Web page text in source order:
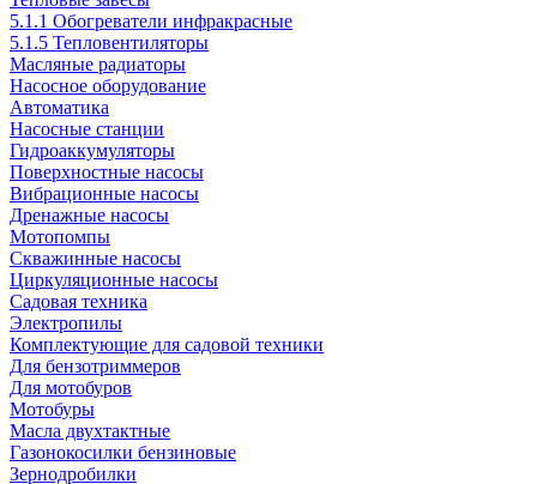
5.1.1 Обогреватели инфракрасные
5.1.5 Тепловентиляторы
Масляные радиаторы
Насосное оборудование
Автоматика
Насосные станции
Гидроаккумуляторы
Поверхностные насосы
Вибрационные насосы
Дренажные насосы
Мотопомпы
Скважинные насосы
Циркуляционные насосы
Садовая техника
Электропилы
Комплектующие для садовой техники
Для бензотриммеров
Для мотобуров
Мотобуры
Масла двухтактные
Газонокосилки бензиновые
Зернодробилки